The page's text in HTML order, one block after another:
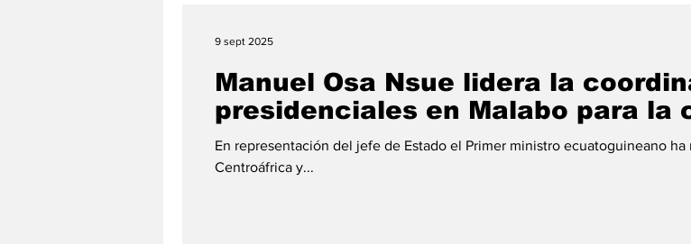
Manuel Osa Nsue lidera la
presidenciales en Malabo para la
En representación del jefe de Estado el Primer ministro ecuatoguineano
Centroáfrica y...
9 sept 2025